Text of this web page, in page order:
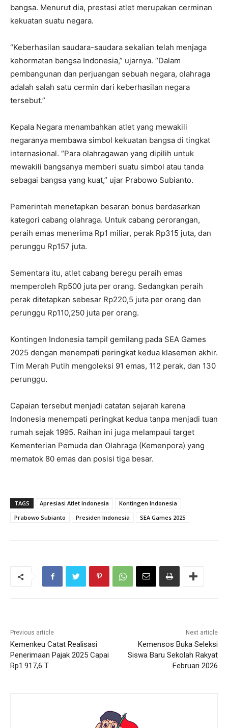
bangsa. Menurut dia, prestasi atlet merupakan cerminan
kekuatan suatu negara.
“Keberhasilan saudara-saudara sekalian telah menjaga
kehormatan bangsa Indonesia,” ujarnya. “Dalam
pembangunan dan perjuangan sebuah negara, olahraga
adalah salah satu cermin dari keberhasilan negara
tersebut.”
Kepala Negara menambahkan atlet yang mewakili
negaranya membawa simbol kekuatan bangsa di tingkat
internasional. “Para olahragawan yang dipilih untuk
mewakili bangsanya memberi suatu simbol atau tanda
sebagai bangsa yang kuat,” ujar Prabowo Subianto.
Pemerintah menetapkan besaran bonus berdasarkan
kategori cabang olahraga. Untuk cabang perorangan,
peraih emas menerima Rp1 miliar, perak Rp315 juta, dan
perunggu Rp157 juta.
Sementara itu, atlet cabang beregu peraih emas
memperoleh Rp500 juta per orang. Sedangkan peraih
perak ditetapkan sebesar Rp220,5 juta per orang dan
perunggu Rp110,250 juta per orang.
Kontingen Indonesia tampil gemilang pada SEA Games
2025 dengan menempati peringkat kedua klasemen akhir.
Tim Merah Putih mengoleksi 91 emas, 112 perak, dan 130
perunggu.
Capaian tersebut menjadi catatan sejarah karena
Indonesia menempati peringkat kedua tanpa menjadi tuan
rumah sejak 1995. Raihan ini juga melampaui target
Kementerian Pemuda dan Olahraga (Kemenpora) yang
mematok 80 emas dan posisi tiga besar.
TAGS Apresiasi Atlet Indonesia
Kontingen Indonesia
Prabowo Subianto
Presiden Indonesia SEA Games 2025
Previous article
Kemenkeu Catat Realisasi
Penerimaan Pajak 2025 Capai
Rp1.917,6 T
Next article
Kemensos Buka Seleksi
Siswa Baru Sekolah Rakyat
Februari 2026